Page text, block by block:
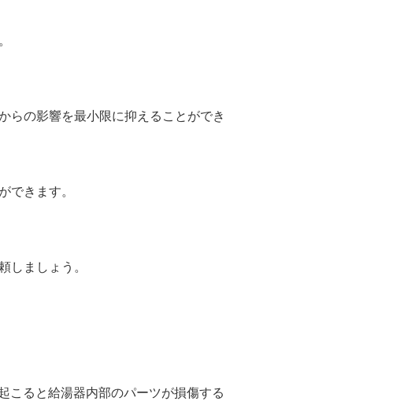
らの影響を最小限に抑えることができ
できます。
しましょう。
こると給湯器内部のパーツが損傷する